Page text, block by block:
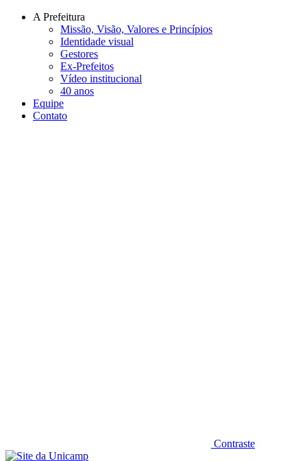
Conteúdo principal
A Prefeitura
Missão, Visão, Valores e Princípios
Identidade visual
Gestores
Ex-Prefeitos
Vídeo institucional
40 anos
Equipe
Contato
Contraste